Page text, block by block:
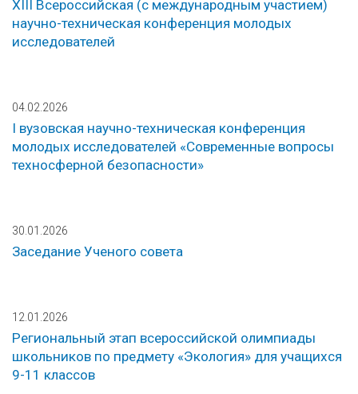
ХIII Всероссийская (с международным участием)
научно-техническая конференция молодых
исследователей
04.02.2026
I вузовская научно-техническая конференция
молодых исследователей «Современные вопросы
техносферной безопасности»
30.01.2026
Заседание Ученого совета
12.01.2026
Региональный этап всероссийской олимпиады
школьников по предмету «Экология» для учащихся
9-11 классов